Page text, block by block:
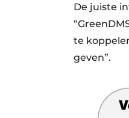
De juiste
te
geven”.